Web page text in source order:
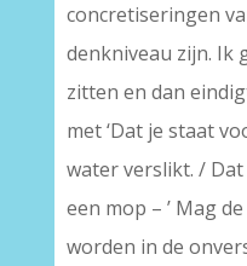
concretiseringen
denkniveau zijn. Ik
zitten en dan
met ‘Dat je staat
water verslikt. /
een mop – ’ Mag
worden in de